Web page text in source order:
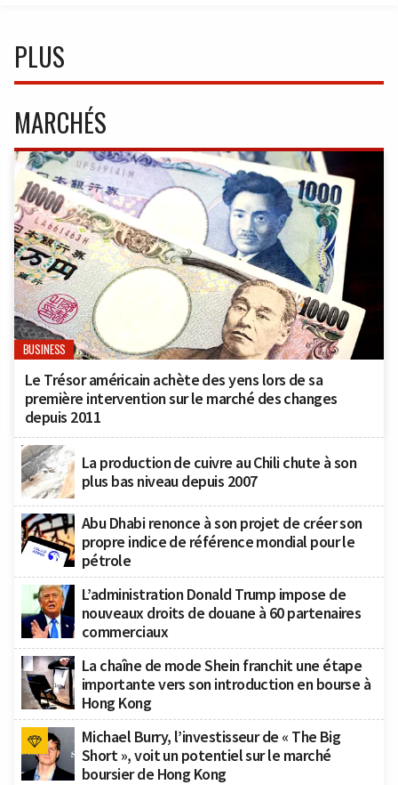
PLUS
MARCHÉS
BUSINESS
Le Trésor américain achète des yens lors de sa
première intervention sur le marché des changes
depuis 2011
La production de cuivre au Chili chute à son
plus bas niveau depuis 2007
Abu Dhabi renonce à son projet de créer son
propre indice de référence mondial pour le
pétrole
L’administration Donald Trump impose de
nouveaux droits de douane à 60 partenaires
commerciaux
La chaîne de mode Shein franchit une étape
importante vers son introduction en bourse à
Hong Kong
Michael Burry, l’investisseur de « The Big
Short », voit un potentiel sur le marché
boursier de Hong Kong